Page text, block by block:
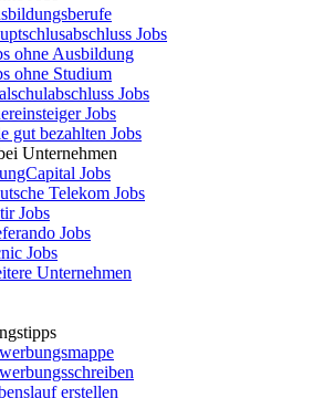
Jobs
ohne Ausbildung
ohne Studium
Jobs
Jobs
gut bezahlten Jobs
Unternehmen
Jobs
Telekom Jobs
Jobs
Jobs
Jobs
Unternehmen
erstellen